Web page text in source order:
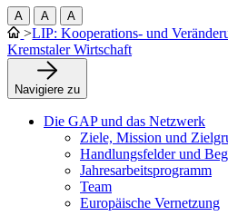
A A A
>LIP: Kooperations- und
Kremstaler Wirtschaft
Navigiere zu
Die GAP und das Netzwerk
Ziele, Mission und
Handlungsfelder und
Jahresarbeitsprogramm
Team
Europäische Vernetzung